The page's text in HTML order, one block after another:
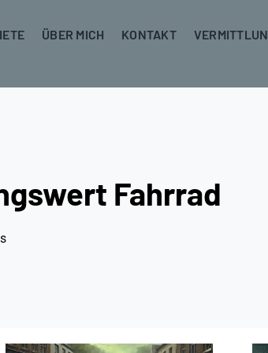
ÜBER MICH KONTAKT
Fahrrad